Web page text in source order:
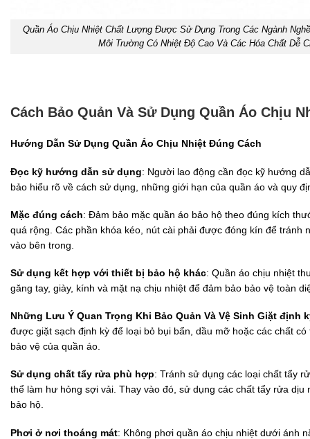
Quần Áo Chịu Nhiệt Chất Lượng Được Sử Dụng Trong Các Ngành
Môi Trường Có Nhiệt Độ Cao Và Các Hóa Chất Dễ
Cách Bảo Quản Và Sử Dụng Quần Áo Chịu
Hướng Dẫn Sử Dụng Quần Áo Chịu Nhiệt Đúng Cách
Đọc kỹ hướng dẫn sử dụng: Người lao động cần đọc kỹ hướng
bảo hiểu rõ về cách sử dụng, những giới hạn của quần áo và quy
Mặc đúng cách: Đảm bảo mặc quần áo bảo hộ theo đúng kích
quá rộng. Các phần khóa kéo, nút cài phải được đóng kín để tránh
vào bên trong.
Sử dụng kết hợp với thiết bị bảo hộ khác: Quần áo chịu nhiệt
găng tay, giày, kính và mặt nạ chịu nhiệt để đảm bảo bảo vệ toàn
Những Lưu Ý Quan Trọng Khi Bảo Quản Và Vệ Sinh Giặt định
được giặt sạch định kỳ để loại bỏ bụi bẩn, dầu mỡ hoặc các chất
bảo vệ của quần áo.
Sử dụng chất tẩy rửa phù hợp: Tránh sử dụng các loại chất tẩy
thể làm hư hỏng sợi vải. Thay vào đó, sử dụng các chất tẩy rửa dịu
bảo hộ.
Phơi ở nơi thoáng mát: Không phơi quần áo chịu nhiệt dưới ánh